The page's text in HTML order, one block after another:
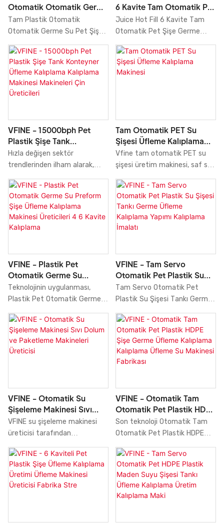
için tasarlanmıştır.
Otomatik Otomatik Germe
Su Pet Şişe Üfleme Üfleme
Üfleme Kalıplama
Tam Plastik Otomatik
Otomatik Germe Su Pet Şişe
Üfleme Üfleme Üfleme
Kalıplama Kalıplama Makinesi
Tank Makineleri Üreticileri
Fiyat Ekipmanları yüksek satış
hacmi, şirketlerin yeni pazarlar
şirketler uzun süre güçlü
rekabet gücünü koruyabilir.
Dahası, ürün çığır açan
yeniliklerin bir kombinasyonuna
sahiptir. Teknoloji, pazar
talebini daha iyi karşılamak için
uygulanır.
6 Kavite Tam Otomatik Pet
Şişe Germe Üfleme
Kalıplama Kalıplama
Juice Hot Fill 6 Kavite Tam
Otomatik Pet Şişe Germe
Üfleme Kalıplama Kalıplama
Makinesi Üreticileri Yüksek Hız
piyasadaki benzer ürünlerle
karşılaştırıldığında,
VFINE - 15000bph Pet
Plastik Şişe Tank
Konteyner Üfleme
Kalıplama Kalıplama
Üreticileri
Hızla değişen sektör
trendlerinden ilham alarak,
üretim teknolojilerimizi
geliştiriyor ve yükseltiyoruz.
Bu kanıtlanmış özellikleriyle,
15000 bph Pet Plastik Şişe
Tank Konteyner Üfleme
alanında önemli bir rol
oynamaktadır.
Tam Otomatik PET Su
Şişesi Üfleme Kalıplama
Makinesi
Vfine tam otomatik PET su
şişesi üretim makinesi, saf su
ve maden suyu gibi içecek
kaplarının üretimi için
profesyonelce tasarlanmış,
olgunlaşmış iki aşamalı germe
ve şişirme teknolojisini
VFINE - Plastik Pet
Otomatik Germe Su
Preform Şişe Üfleme
Kalıplama Makinesi
Kalıplama
Teknolojinin uygulanması,
Plastik Pet Otomatik Germe
Üfleme Kalıplama Yapma
Makinesi Üreticileri 4 6 Kavite
Kalıplama Fiyatı Satılık Tam
Servo Otomatik Fabrika'nın
önemli bir rol oynayabilir.
Üfleme Kalıplama Makinesi gibi
alanlarda, ürün yaygın olarak
kullanılmaktadır ve çok çeşitli
potansiyel uygulamalara
sahiptir.
VFINE - Tam Servo
Otomatik Pet Plastik Su
Şişesi Tankı Germe Üfleme
Kalıplama Yapımı
Tam Servo Otomatik Pet
Plastik Su Şişesi Tankı Germe
Kalıplama Üretimi Tarım
Makinesi Tesis Sistemleri
Fiyatı üretmek için birden
fazla dünya lideri teknoloji
Üfleme Kalıplama Makinesi
alanında yaygın olarak
bulunabilir.
VFINE - Otomatik Su
Şişeleme Makinesi Sıvı
Dolum Ve Paketleme
Makineleri Üreticisi
VFINE su şişeleme makinesi
üreticisi tarafından
şişeleme makinesi, sektörün
önde gelen uzmanları
tarafından tasarlanıp üretilen
son teknoloji bir su dolum ve
VFINE - Otomatik Tam
Otomatik Pet Plastik HDPE
Şişe Germe Üfleme
Kalıplama Kalıplama
Fabrikası
Son teknoloji Otomatik Tam
Otomatik Pet Plastik HDPE
Kalıplama Yapımı Üfleme Su
Makinesi Fabrikası Üreticileri
Fiyat Makineleri Makineleri
Kalıpçıların kalitesini artırır. Bu
nedenle ürün zaten Üfleme